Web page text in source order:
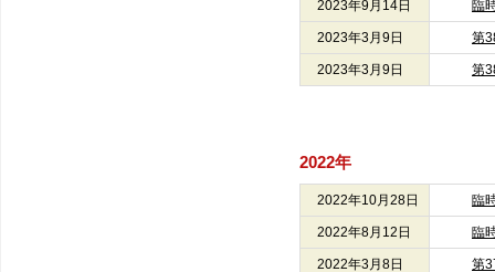
2023年9月14日 臨
2023年3月9日 第
2023年3月9日 第
2022年
2022年10月28日 臨
2022年8月12日 臨
2022年3月8日 第